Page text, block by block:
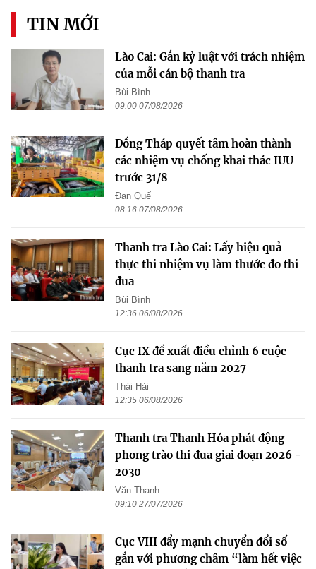
TIN MỚI
Lào Cai: Gắn kỷ luật với trách nhiệm
của mỗi cán bộ thanh tra
Bùi Bình
09:00 07/08/2026
Đồng Tháp quyết tâm hoàn thành
các nhiệm vụ chống khai thác IUU
trước 31/8
Đan Quế
08:16 07/08/2026
Thanh tra Lào Cai: Lấy hiệu quả
thực thi nhiệm vụ làm thước đo thi
đua
Bùi Bình
12:36 06/08/2026
Cục IX đề xuất điều chỉnh 6 cuộc
thanh tra sang năm 2027
Thái Hải
12:35 06/08/2026
Thanh tra Thanh Hóa phát động
phong trào thi đua giai đoạn 2026 -
2030
Văn Thanh
09:10 27/07/2026
Cục VIII đẩy mạnh chuyển đổi số
gắn với phương châm “làm hết việc